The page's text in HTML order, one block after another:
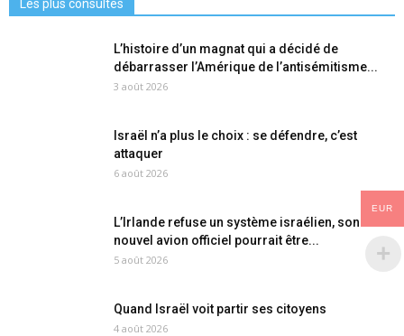
Les plus consultés
L’histoire d’un magnat qui a décidé de
débarrasser l’Amérique de l’antisémitisme...
3 août 2026
Israël n’a plus le choix : se défendre, c’est
attaquer
6 août 2026
L’Irlande refuse un système israélien, son
nouvel avion officiel pourrait être...
5 août 2026
Quand Israël voit partir ses citoyens
4 août 2026
EUR